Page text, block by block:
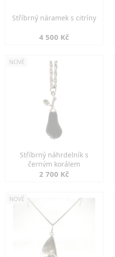
Stříbrný náramek s citríny
4 500 Kč
NOVÉ
Stříbrný náhrdelník s
černým korálem
2 700 Kč
NOVÉ